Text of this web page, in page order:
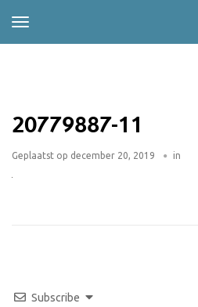
20779887-11
Geplaatst op december 20, 2019 in
Subscribe